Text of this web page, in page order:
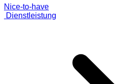
Nice-to-have
Dienstleistung